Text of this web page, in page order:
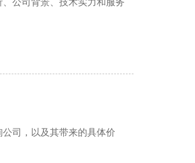
司，以及其带来的具体价